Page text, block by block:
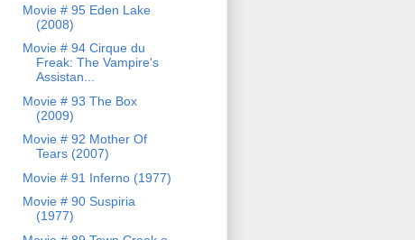
Movie # 95 Eden Lake
(2008)
Movie # 94 Cirque du
Freak: The Vampire's
Assistan...
Movie # 93 The Box
(2009)
Movie # 92 Mother Of
Tears (2007)
Movie # 91 Inferno (1977)
Movie # 90 Suspiria
(1977)